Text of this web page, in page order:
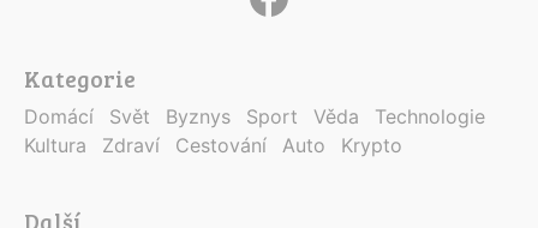
Kategorie
Domácí Svět Byznys Sport Věda
Technologie
Kultura
Zdraví Cestování Auto Krypto
Další